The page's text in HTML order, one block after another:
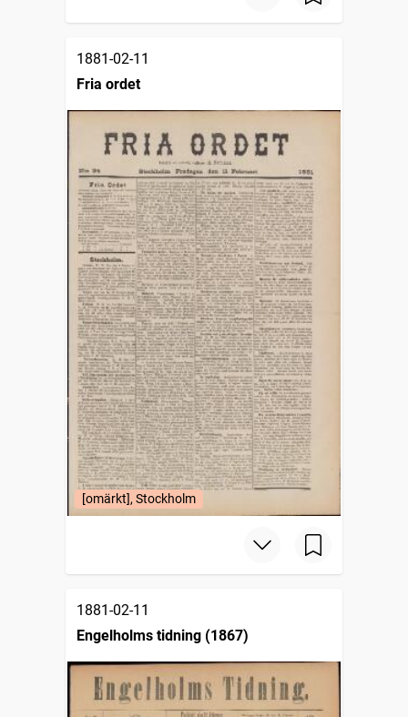
1881-02-11
Fria ordet
[omärkt], Stockholm
1881-02-11
Engelholms tidning (1867)